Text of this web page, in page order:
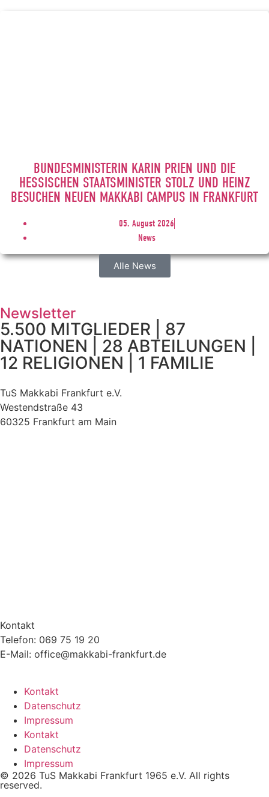
BUNDESMINISTERIN KARIN PRIEN UND DIE
HESSISCHEN STAATSMINISTER STOLZ UND HEINZ
BESUCHEN NEUEN MAKKABI CAMPUS IN FRANKFURT
05. August 2026
News
Alle News
Newsletter
5.500 MITGLIEDER | 87
NATIONEN | 28 ABTEILUNGEN |
12 RELIGIONEN | 1 FAMILIE
TuS Makkabi Frankfurt e.V.
Westendstraße 43
60325 Frankfurt am Main
Kontakt
Telefon: 069 75 19 20
E-Mail: office@makkabi-frankfurt.de
Kontakt
Datenschutz
Impressum
Kontakt
Datenschutz
Impressum
© 2026 TuS Makkabi Frankfurt 1965 e.V. All rights
reserved.